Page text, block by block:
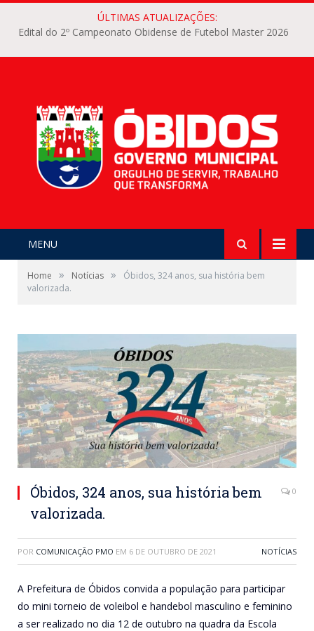
ÚLTIMAS ATUALIZAÇÕES:
Edital do 2º Campeonato Obidense de Futebol Master 2026
MENU
Home » Notícias »
Óbidos, 324 anos, sua história bem
valorizada.
Óbidos, 324 anos, sua história bem
valorizada.
0
POR COMUNICAÇÃO PMO EM 6 DE OUTUBRO DE 2021 NOTÍCIAS
A Prefeitura de Óbidos convida a população para participar
do mini torneio de voleibol e handebol masculino e feminino
a ser realizado no dia 12 de outubro na quadra da Escola